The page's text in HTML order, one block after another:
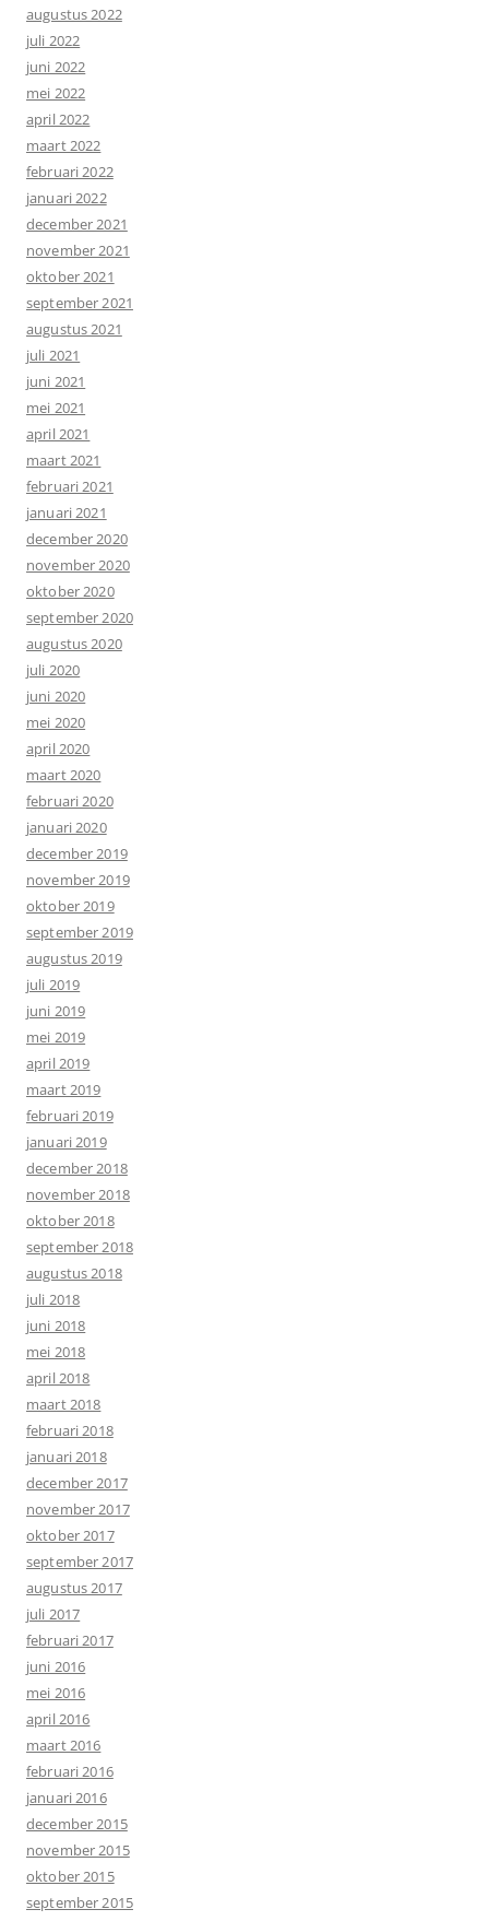
augustus 2022
juli 2022
juni 2022
mei 2022
april 2022
maart 2022
februari 2022
januari 2022
december 2021
november 2021
oktober 2021
september 2021
augustus 2021
juli 2021
juni 2021
mei 2021
april 2021
maart 2021
februari 2021
januari 2021
december 2020
november 2020
oktober 2020
september 2020
augustus 2020
juli 2020
juni 2020
mei 2020
april 2020
maart 2020
februari 2020
januari 2020
december 2019
november 2019
oktober 2019
september 2019
augustus 2019
juli 2019
juni 2019
mei 2019
april 2019
maart 2019
februari 2019
januari 2019
december 2018
november 2018
oktober 2018
september 2018
augustus 2018
juli 2018
juni 2018
mei 2018
april 2018
maart 2018
februari 2018
januari 2018
december 2017
november 2017
oktober 2017
september 2017
augustus 2017
juli 2017
februari 2017
juni 2016
mei 2016
april 2016
maart 2016
februari 2016
januari 2016
december 2015
november 2015
oktober 2015
september 2015